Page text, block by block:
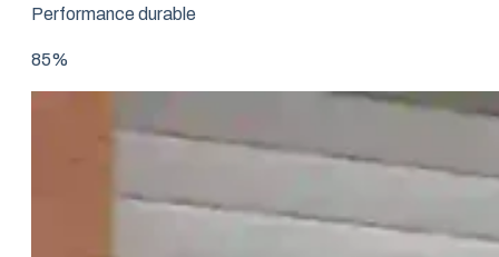
Performance durable
85%